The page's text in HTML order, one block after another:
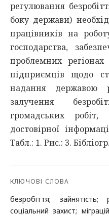
регулювання
боку держави)
працівників на
господарства,
проблемних
підприємців щодо
надання державою
залучення
громадських робіт,
достовірної
Табл.: 1. Рис.: 3.
КЛЮЧОВІ СЛОВА
безробіття;
соціальний захист;